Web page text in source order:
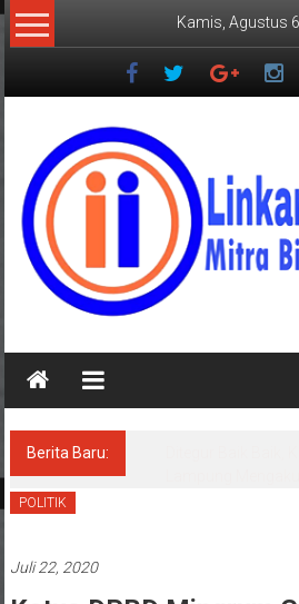
Lompat
ke
Kamis, Agustus
Mitra
Terpercaya
Berita Baru:
POLITIK
Juli 22, 2020